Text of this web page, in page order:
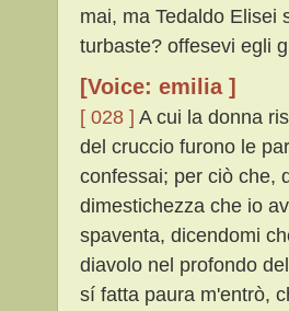
mai, ma Tedaldo Elisei
turbaste? offesevi egli
[Voice: emilia ]
[ 028 ] A cui la donna
del cruccio furono le
confessai; per ciò che,
dimestichezza che io
spaventa, dicendomi
diavolo nel profondo
sí fatta paura m'entrò,